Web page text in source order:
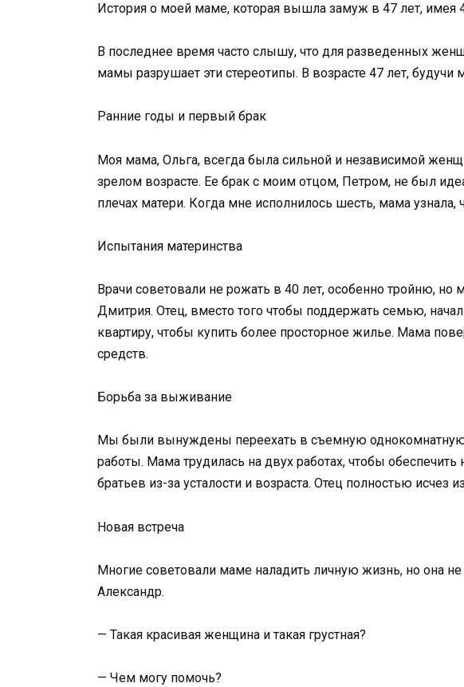
История о моей маме, которая вышла замуж в 47 лет, имея
В последнее время часто слышу, что для разведенных
мамы разрушает эти стереотипы. В возрасте 47 лет,
Ранние годы и первый брак
Моя мама, Ольга, всегда была сильной и независимой
зрелом возрасте. Ее брак с моим отцом, Петром, не был
плечах матери. Когда мне исполнилось шесть, мама узнала,
Испытания материнства
Врачи советовали не рожать в 40 лет, особенно тройню,
Дмитрия. Отец, вместо того чтобы поддержать семью,
квартиру, чтобы купить более просторное жилье. Мама
средств.
Борьба за выживание
Мы были вынуждены переехать в съемную
работы. Мама трудилась на двух работах, чтобы
братьев из-за усталости и возраста. Отец полностью
Новая встреча
Многие советовали маме наладить личную жизнь, но она
Александр.
— Такая красивая женщина и такая грустная?
— Чем могу помочь?